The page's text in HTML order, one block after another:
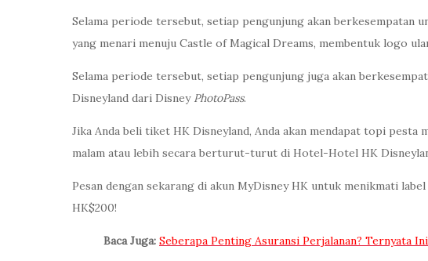
Selama periode tersebut, setiap pengunjung akan berkesempatan
yang menari menuju Castle of Magical Dreams, membentuk logo
Selama periode tersebut, setiap pengunjung juga akan
Disneyland dari Disney PhotoPass.
Jika Anda beli tiket HK Disneyland, Anda akan mendapat topi pesta
malam atau lebih secara berturut-turut di Hotel-Hotel HK
Pesan dengan sekarang di akun MyDisney HK untuk menikmati
HK$200!
Baca Juga: Seberapa Penting Asuransi Perjalanan? Ternyata